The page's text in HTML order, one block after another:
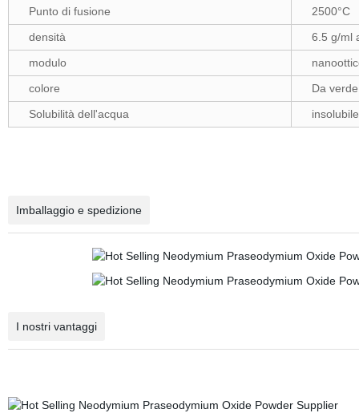
Punto di fusione
2500°C
densità
6.5 g/ml
modulo
colore
Da
Solubilità dell'acqua
insolubile
Imballaggio e spedizione
I nostri vantaggi